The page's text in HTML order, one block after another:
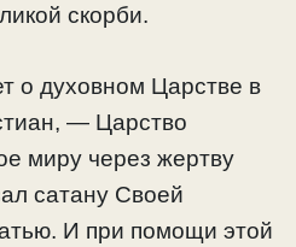
скорби.
о духовном Царстве в
— Царство
миру через жертву
сатану Своей
И при помощи этой